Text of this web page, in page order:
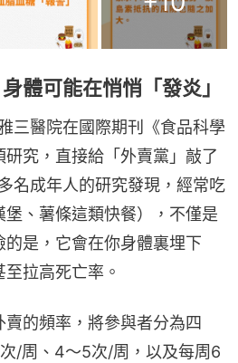
體可能在悄悄「發炎」
三醫院在國際期刊《食品科學
究，直接給「外賣黨」敲了
名成年人的研究發現，經常吃
、薯條這類快餐），不僅是
是，它會在你身體裏埋下
至拉高死亡率。
的頻率，將參與者分為四
/周、4～5次/周，以及每周6